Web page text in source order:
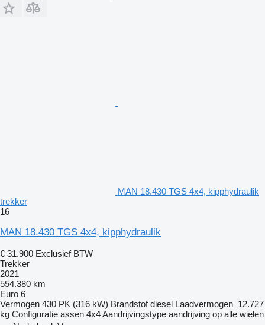
MAN 18.430 TGS 4x4, kipphydraulik
trekker
16
MAN 18.430 TGS 4x4, kipphydraulik
€ 31.900 Exclusief BTW
Trekker
2021
554.380 km
Euro 6
Vermogen 430 PK (316 kW) Brandstof diesel Laadvermogen 12.727
kg Configuratie assen 4x4Aandrijvingstype aandrijving op alle wielen